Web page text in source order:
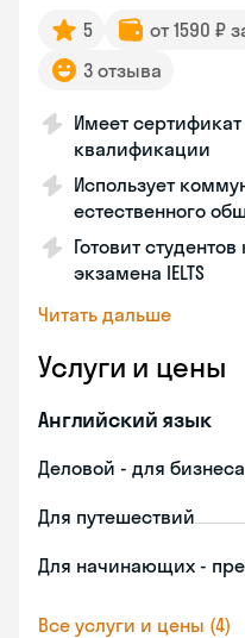
5 от 1590 ₽
3 отзыва
Имеет сертификат
квалификации
Использует
естественного
Готовит
экзамена IELTS
Читать дальше
Услуги и цены
Английский язык
Деловой - для бизнеса
Для путешествий
Для начинающих -
Все услуги и цены (4)